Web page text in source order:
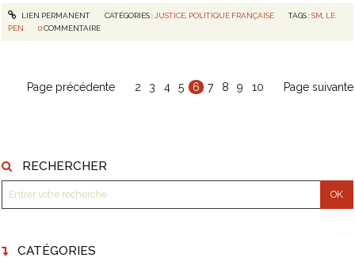
RECHERCHER
CATÉGORIES
LIEN PERMANENT CATÉGORIES : JUSTICE, POLITIQUE FRANÇAISE TAGS :SM LE
PEN
0 COMMENTAIRE
Page précédente 2 3 4 5 6 7 8 9 10 Page suivante